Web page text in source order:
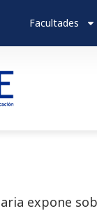
Facultades
expone